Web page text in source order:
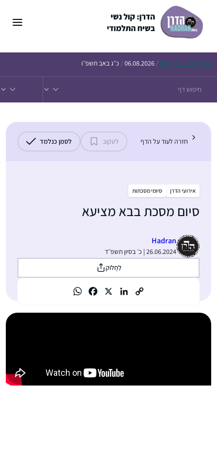
הדף היומי – חולין צח /
06.08.2026
/ כ״ג באב תשפ״ו
חזרה לעוד על הדף לעקוב לסמן כנלמד
אירועי הדרן סיומי מסכתות
סיום מסכת בבא מציעא
Hadran
26.06.2024 | כ׳ בסיון תשפ״ד
לַחֲלוֹק